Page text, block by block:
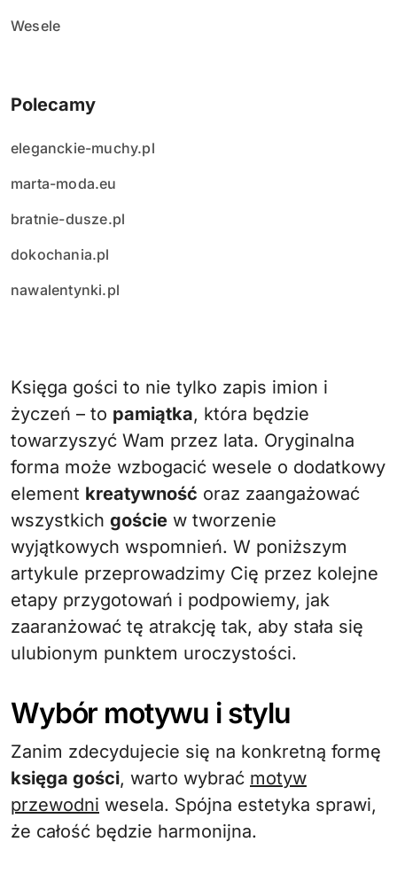
Wesele
Polecamy
eleganckie-muchy.pl
marta-moda.eu
bratnie-dusze.pl
dokochania.pl
nawalentynki.pl
Księga gości to nie tylko zapis imion i
życzeń – to pamiątka, która będzie
towarzyszyć Wam przez lata. Oryginalna
forma może wzbogacić wesele o dodatkowy
element kreatywność oraz zaangażować
wszystkich goście w tworzenie
wyjątkowych wspomnień. W poniższym
artykule przeprowadzimy Cię przez kolejne
etapy przygotowań i podpowiemy, jak
zaaranżować tę atrakcję tak, aby stała się
ulubionym punktem uroczystości.
Wybór motywu i stylu
Zanim zdecydujecie się na konkretną formę
księga gości, warto wybrać motyw
przewodni wesela. Spójna estetyka sprawi,
że całość będzie harmonijna.